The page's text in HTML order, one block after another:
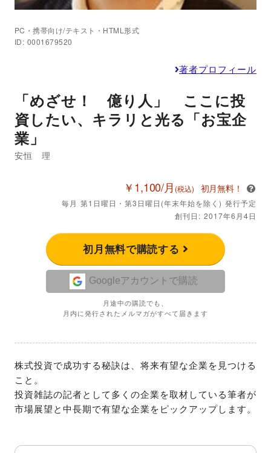
PC・携帯向け/テキスト・HTML形式
ID: 0001679520
著者プロフィール
「めざせ！ 億り人」 ここに投
資したい、キラリと光る「お宝企
業」
安恒 理
￥1,100/月 (税込) 初月無料！
毎月 第1日曜日・第3日曜日(年末年始を除く) 発行予定
創刊日: 2017年6月4日
初月無料で購読する
Googleアカウントで購読
月途中の購読でも、
月内に発行されたメルマガがすべて届きます
株式投資で成功する秘訣は、将来有望な企業を見つける
こと。
投資雑誌の記者として多くの企業を取材している筆者が
市場展望と中長期で有望な企業をピックアップします。